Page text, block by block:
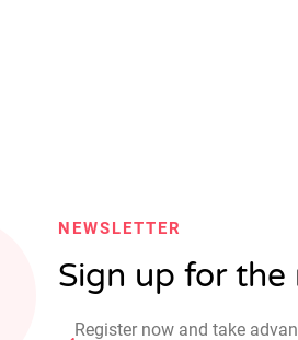
NEWSLETTER
Sign up for the
Register now and take